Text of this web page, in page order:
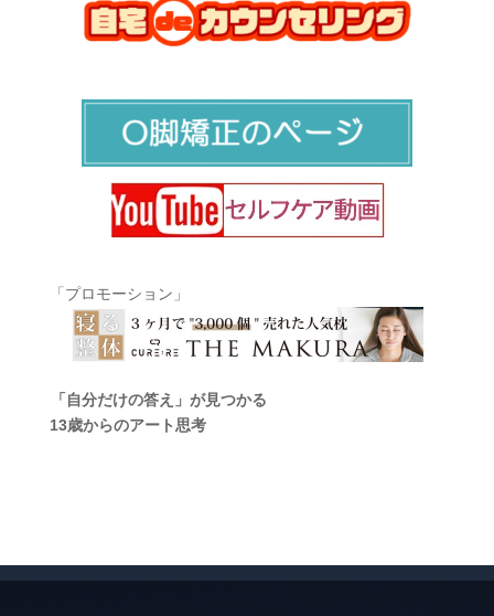
「プロモーション」
「自分だけの答え」が見つかる
13歳からのアート思考